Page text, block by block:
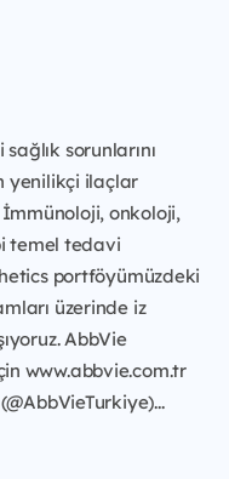
sorunlarını
yenilikçi ilaçlar
onkoloji,
temel tedavi
portföyümüzdeki
üzerinde iz
AbbVie
www.abbvie.com.tr